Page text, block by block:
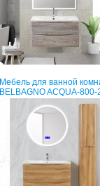
Мебель для ванной
BELBAGNO ACQUA-800-